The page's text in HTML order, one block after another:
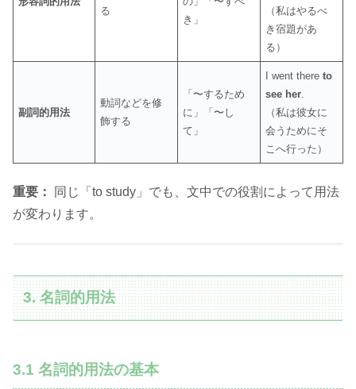
る
き」
（私はやるべ
き宿題があ
る）
副詞的用法
動詞などを修
飾する
「〜するため
に」「〜し
て」
I went thereto
see her
（私は彼女に
会うためにそ
こへ行った）
重要：
同じ「to study」でも、文中での役割によって用法
が変わります。
3. 名詞的用法
3.1 名詞的用法の基本